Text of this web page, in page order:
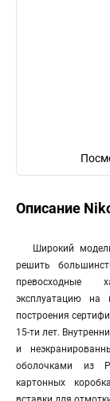
Описание
Широкий
решить
превосходные
эксплуатацию
построения
15-ти лет.
и
оболочками из
картонных